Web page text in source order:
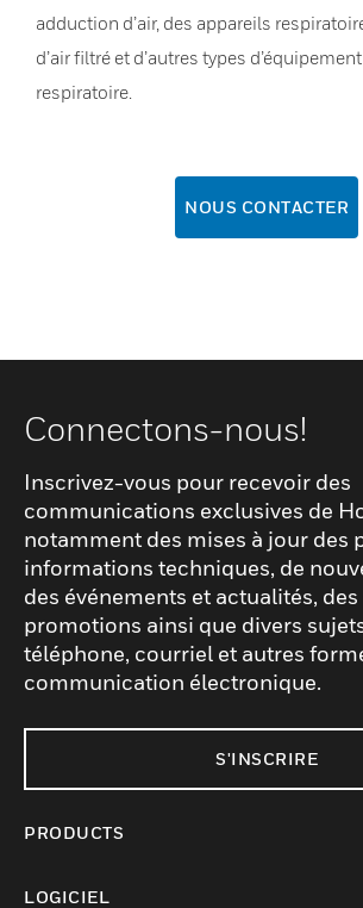
adduction d’air, des appareils
d’air filtré et d’autres types
respiratoire.
NOUS CONTACTER
Connectons-nous!
Inscrivez-vous pour recevoir des
communications exclusives de
notamment des mises à jour des
informations techniques, de
des événements et actualités,
promotions ainsi que divers
téléphone, courriel et autres
communication électronique.
S'INSCRIRE
PRODUCTS
LOGICIEL